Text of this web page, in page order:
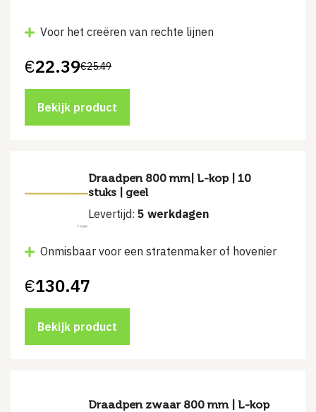
Voor het creëren van rechte lijnen
€25.49
Oorspronkelijke
was:
€25.49.
€22.39
Huidige
is:
€22.39.
Bekijk product
Draadpen 800 mm| L-kop | 10
stuks | geel
Levertijd: 5 werkdagen
Onmisbaar voor een stratenmaker of hovenier
€130.47
Bekijk product
Draadpen zwaar 800 mm | L-kop